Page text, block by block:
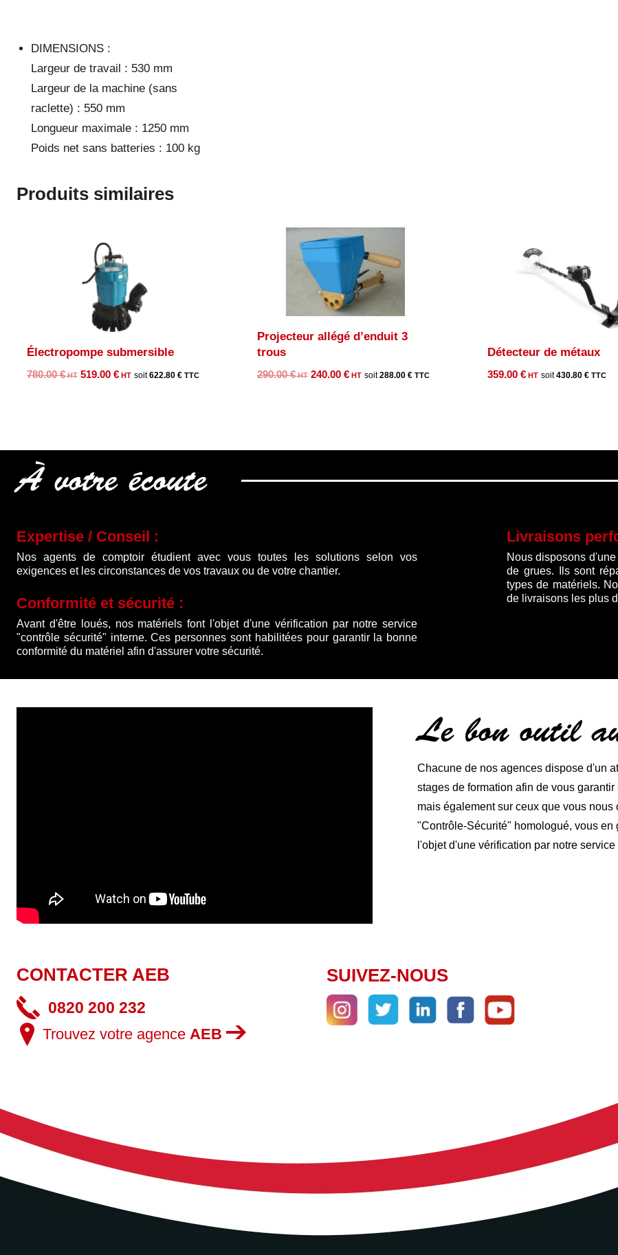
DIMENSIONS :
Largeur de travail : 530 mm
Largeur de la machine (sans
raclette) : 550 mm
Longueur maximale : 1250 mm
Poids net sans batteries : 100 kg
Produits similaires
Électropompe submersible
780.00€
Le
519.00 €
Le
622.80 €
Projecteur allégé d’enduit 3
trous
290.00€
Le
240.00 €
Le
288.00 €
Détecteur de métaux
359.00 € 430.80 €
À votre écoute
Expertise / Conseil :
Nos agents de comptoir étudient avec vous toutes les solutions selon vos
exigences et les circonstances de vos travaux ou de votre chantier.
Conformité et sécurité :
Avant d'être loués, nos matériels font l'objet d'une vérification par notre service
"contrôle sécurité" interne. Ces personnes sont habilitées pour garantir la bonne
conformité du matériel afin d'assurer votre sécurité.
Livraisons
Nous disposons
de grues. Ils sont
types de matériels.
de livraisons les plus
Le bon outil
Chacune de nos agences dispose d'un
stages de formation afin de vous
mais également sur ceux que vous
"Contrôle-Sécurité" homologué, vous en
l'objet d'une vérification par notre
CONTACTER AEB
0820 200 232
Trouvez votre agence AEB
SUIVEZ-NOUS